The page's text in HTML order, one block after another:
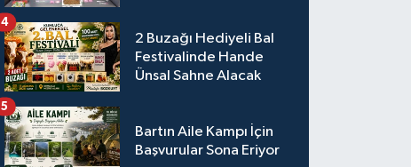
2 Buzağı Hediyeli Bal
Festivalinde Hande
Ünsal Sahne Alacak
4
Bartın Aile Kampı İçin
Başvurular Sona Eriyor
5